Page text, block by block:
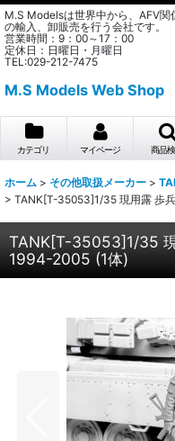
M.S Modelsは世界中から、AFV
の輸入、卸販売を行う会社です。
営業時間：9：00～17：00
定休日：日曜日・月曜日
TEL:029-212-7475
M.S Models Web Shop
カテゴリ マイページ 商品
ホーム > その他取扱メーカー >
> TANK[T-35053]1/35 現用露 歩
TANK[T-35053]1/35
1994-2005 (1体)